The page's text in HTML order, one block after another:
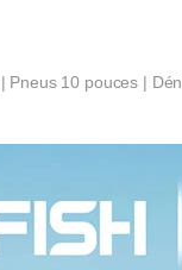
10 pouces |